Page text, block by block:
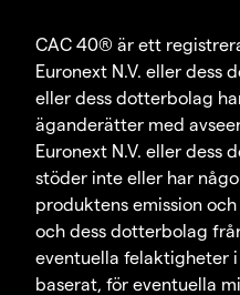
CAC 40® är ett
Euronext N.V. eller dess
eller dess dotterbolag
äganderätter med
Euronext N.V. eller dess
stöder inte eller har
produktens emission
och dess dotterbolag
eventuella felaktigheter
baserat, för eventuella